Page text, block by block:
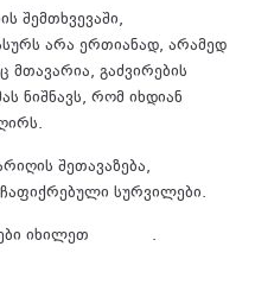
შემთხვევაში,
არა ერთიანად, არამედ
მთავარია, გაძვირების
ნიშნავს, რომ იხდიან
შეთავაზება,
სურვილები.
იხილეთ
.